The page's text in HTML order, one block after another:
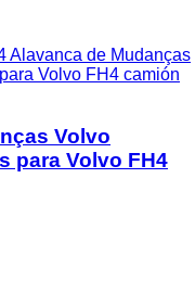
Alavanca de Mudanças
Volvo FH4 camión
Volvo
para Volvo FH4